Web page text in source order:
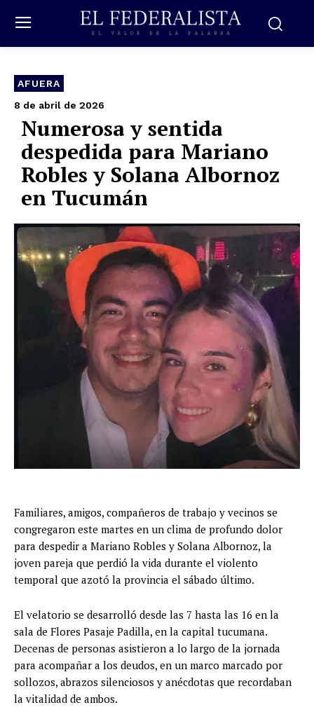
AFUERA
8 de abril de 2026
Numerosa y sentida
despedida para Mariano
Robles y Solana Albornoz
en Tucumán
Familiares, amigos, compañeros de trabajo y vecinos se
congregaron este martes en un clima de profundo dolor
para despedir a Mariano Robles y Solana Albornoz, la
joven pareja que perdió la vida durante el violento
temporal que azotó la provincia el sábado último.
El velatorio se desarrolló desde las 7 hasta las 16 en la
sala de Flores Pasaje Padilla, en la capital tucumana.
Decenas de personas asistieron a lo largo de la jornada
para acompañar a los deudos, en un marco marcado por
sollozos, abrazos silenciosos y anécdotas que recordaban
la vitalidad de ambos.